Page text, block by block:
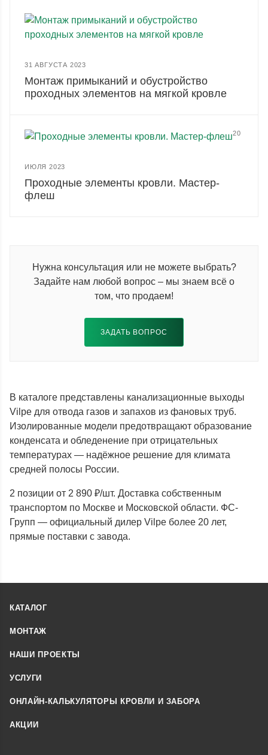
31 АВГУСТА 2023
Монтаж примыканий и обустройство
проходных элементов на мягкой кровле
20
ИЮЛЯ 2023
Проходные элементы кровли. Мастер-
флеш
Нужна консультация или не можете выбрать?
Задайте нам любой вопрос – мы знаем всё о
том, что продаем!
ЗАДАТЬ ВОПРОС
В каталоге представлены канализационные выходы
Vilpe для отвода газов и запахов из фановых труб.
Изолированные модели предотвращают образование
конденсата и обледенение при отрицательных
температурах — надёжное решение для климата
средней полосы России.
2 позиции от 2 890 ₽/шт. Доставка собственным
транспортом по Москве и Московской области. ФС-
Групп — официальный дилер Vilpe более 20 лет,
прямые поставки с завода.
КАТАЛОГ
МОНТАЖ
НАШИ ПРОЕКТЫ
УСЛУГИ
ОНЛАЙН-КАЛЬКУЛЯТОРЫ КРОВЛИ И ЗАБОРА
АКЦИИ